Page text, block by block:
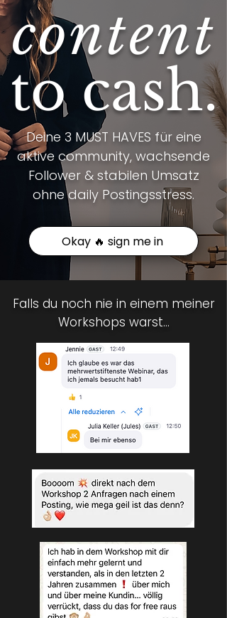
content
to cash.
Deine 3 MUST HAVES für eine
aktive community, wachsende
Follower & stabilen Umsatz
ohne daily Postingsstress.
Okay 🔥 sign me in
Falls du noch nie in einem meiner
Workshops warst...